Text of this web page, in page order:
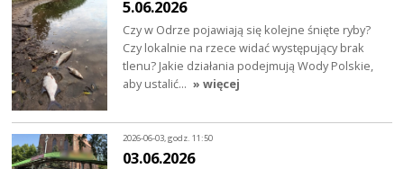
5.06.2026
Czy w Odrze pojawiają się kolejne śnięte ryby?
Czy lokalnie na rzece widać występujący brak
tlenu? Jakie działania podejmują Wody Polskie,
aby ustalić… » więcej
2026-06-03, godz. 11:50
03.06.2026